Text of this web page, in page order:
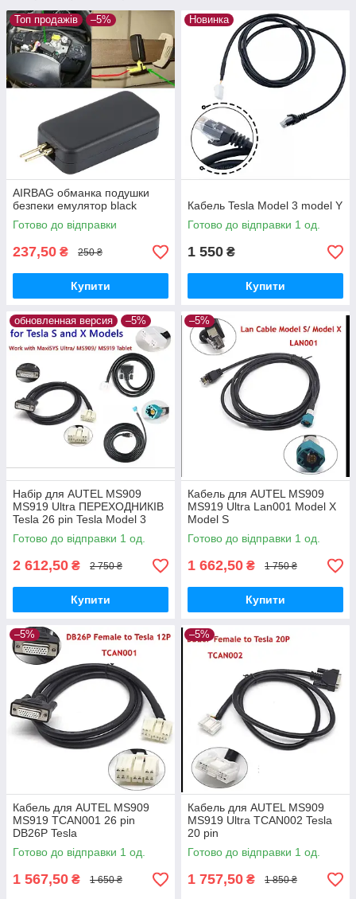
Топ продажів –5%
AIRBAG обманка подушки
безпеки емулятор black
Готово до відправки
237,50 ₴ 250 ₴
Купити
Новинка
Кабель Tesla Model 3 model Y
Готово до відправки 1 од.
1 550 ₴
Купити
обновленная версия –5%
Набір для AUTEL MS909
MS919 Ultra ПЕРЕХОДНИКІВ
Tesla 26 pin Tesla Model 3
model Y (3 кабелі)
Готово до відправки 1 од.
2 612,50 ₴ 2 750 ₴
Купити
–5%
Кабель для AUTEL MS909
MS919 Ultra Lan001 Model X
Model S
Готово до відправки 1 од.
1 662,50 ₴ 1 750 ₴
Купити
–5%
Кабель для AUTEL MS909
MS919 TCAN001 26 pin
DB26P Tesla
Готово до відправки 1 од.
1 567,50 ₴ 1 650 ₴
–5%
Кабель для AUTEL MS909
MS919 Ultra TCAN002 Tesla
20 pin
Готово до відправки 1 од.
1 757,50 ₴ 1 850 ₴